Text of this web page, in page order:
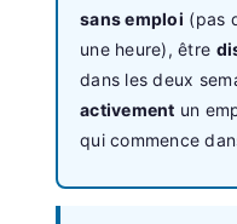
sans emploi (pas
une heure), être
dans les deux
activement un
qui commence